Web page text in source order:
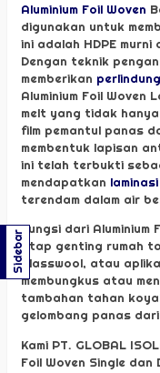
Aluminium Foil Woven
digunakan untuk
ini adalah HDPE murni
Dengan teknik
memberikan
Aluminium Foil Woven
melt yang tidak
film pemantul panas
membentuk lapisan
ini telah terbukti
mendapatkan
terendam dalam air
Fungsi dari
atap genting rumah
glasswool, atau
membungkus atau
tambahan tahan
gelombang panas
Kami PT. GLOBAL
Foil Woven Single
Sidebar